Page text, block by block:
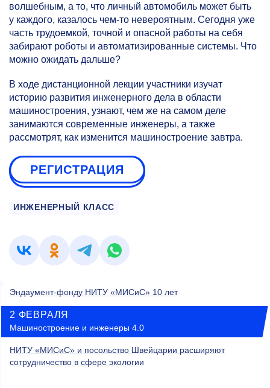
волшебным, а то, что личный автомобиль может быть
у каждого, казалось чем-то невероятным. Сегодня уже
часть трудоемкой, точной и опасной работы на себя
забирают роботы и автоматизированные системы. Что
можно ожидать дальше?
В ходе дистанционной лекции участники изучат
историю развития инженерного дела в области
машиностроения, узнают, чем же на самом деле
занимаются современные инженеры, а также
рассмотрят, как изменится машиностроение завтра.
РЕГИСТРАЦИЯ
ИНЖЕНЕРНЫЙ КЛАСС
Эндаумент-фонду НИТУ «МИСиС» 10 лет
2 ФЕВРАЛЯ
Машиностроение и инженеры 4.0
НИТУ «МИСиС» и посольство Швейцарии расширяют
сотрудничество в сфере экологии